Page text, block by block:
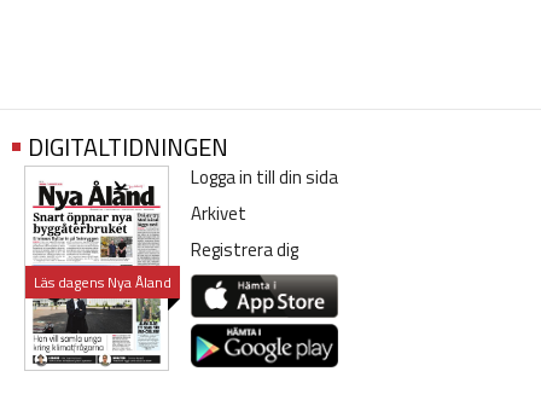
DIGITALTIDNINGEN
Läs dagens Nya Åland
Logga in till din sida
Arkivet
Registrera dig